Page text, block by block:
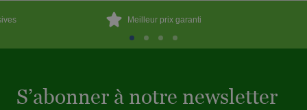
Meilleur prix garanti
S’abonner à notre newsletter